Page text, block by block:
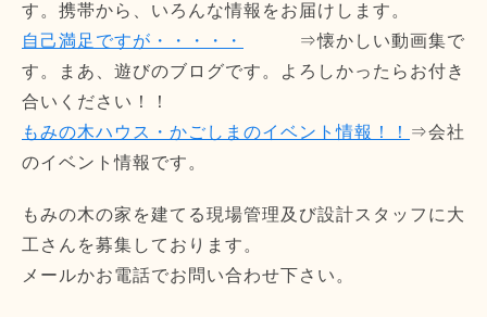
す。携帯から、いろんな情報をお届けします。
自己満足ですが・・・・・
⇒懐かしい動画集で
す。まあ、遊びのブログです。よろしかったらお付き
合いください！！
もみの木ハウス・かごしまのイベント情報！！ ⇒会社
のイベント情報です。
もみの木の家を建てる現場管理及び設計スタッフに大
工さんを募集しております。
メールかお電話でお問い合わせ下さい。